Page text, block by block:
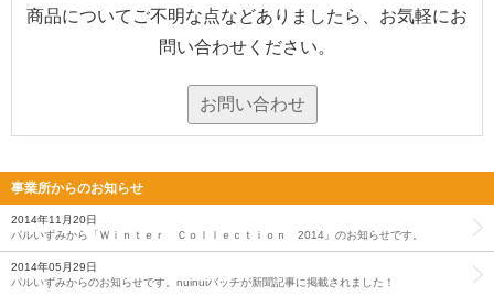
商品についてご不明な点などありましたら、お気軽にお
問い合わせください。
お問い合わせ
事業所からのお知らせ
2014年11月20日
パルいずみから「Ｗｉｎｔｅｒ Ｃｏｌｌｅｃｔｉｏｎ 2014」のお知らせです。
2014年05月29日
パルいずみからのお知らせです。nuinuiバッチが新聞記事に掲載されました！